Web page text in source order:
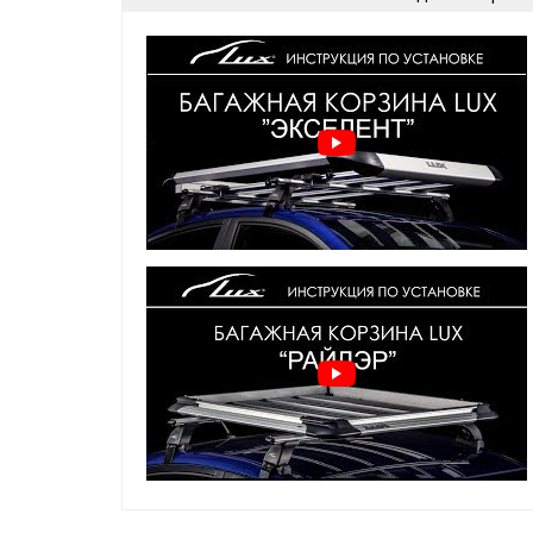
любой авто с установленными
Тип крепления:на поперечины (как на
аэродинамические поперечины)
Грузоподъемность:до 100 кг
Материал:алюминий, пластик
Прочный и надежный багажник-корзина от LUX
на крышу любого автомобиля. Конструкция
удобной перевозки грузов, обеспечивая
на рейлинги без сложных доработок.
Преимущества:
Устойчивость к высоким нагрузкам
Аэродинамичный дизайн снижает шум при
Простая установка на рейлинги
Оптимальные размеры
Идеально подходит для длительных
Купить багажник-корзину LUX